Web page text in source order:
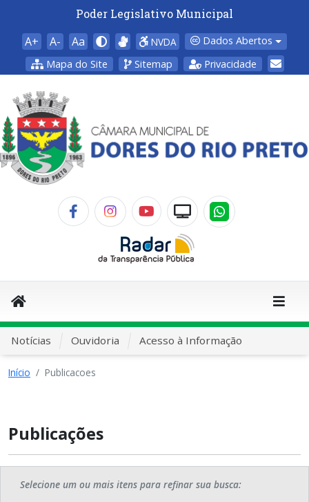
Poder Legislativo Municipal
A+ A- Aa NVDA
Dados Abertos
Mapa do Site
Sitemap Privacidade
Notícias Ouvidoria Acesso à Informação
Início Publicacoes
Publicações
Selecione um ou mais itens para refinar sua busca: